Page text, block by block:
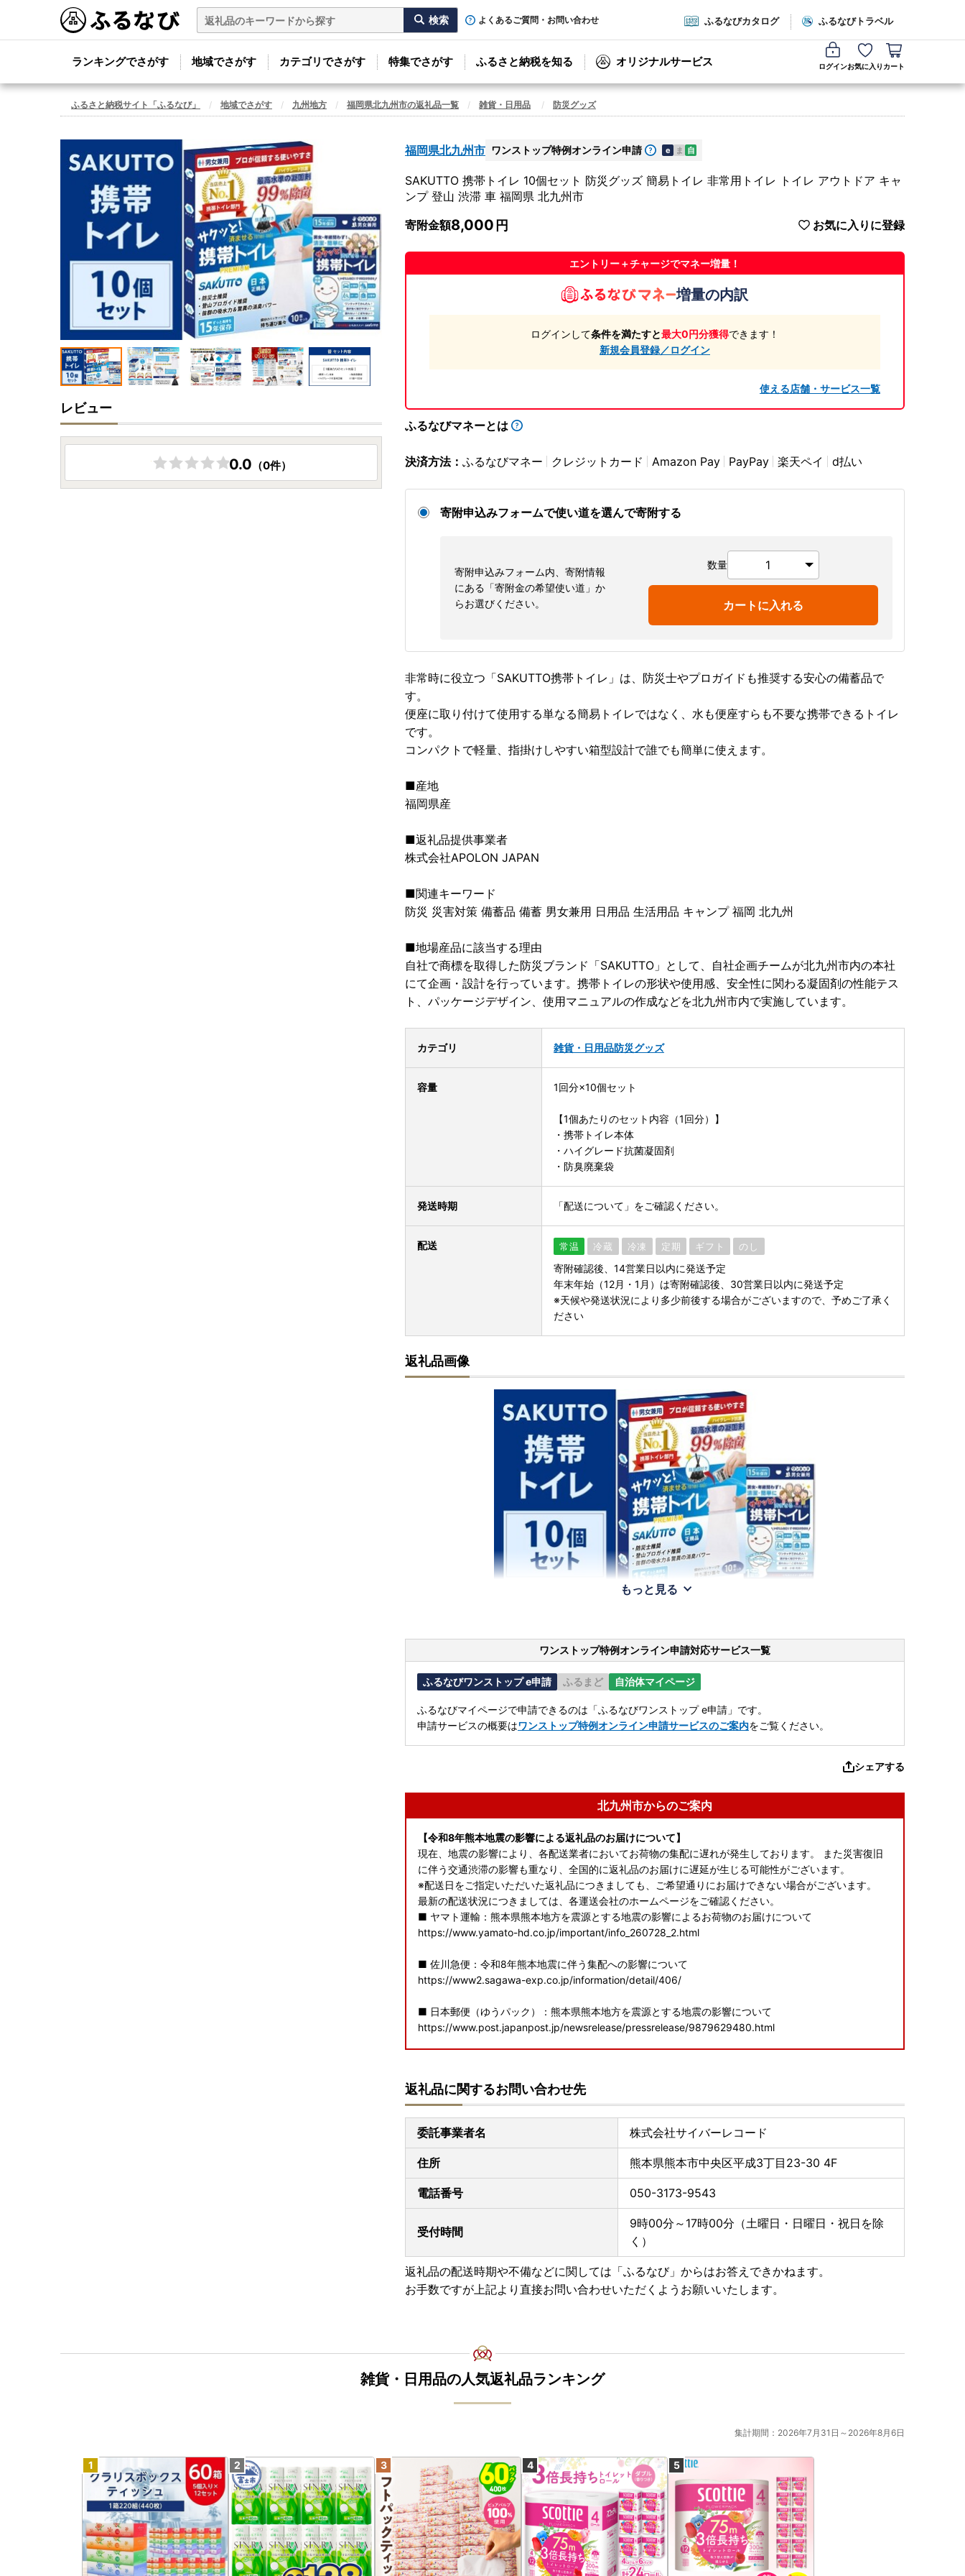
よくあるご質問・お問い合わせ ふるなびカタログ ふるなびトラベル
ランキングでさがす 地域でさがす カテゴリでさがす 特集でさがす ふるさと納税を知る オリジナルサービス ログインお気に入り カート
ふるさと納税サイト「ふるなび」 地域でさがす 九州地方 福岡県北九州市の返礼品一覧 雑貨・日用品 防災グッズ
福岡県北九州市 ワンストップ特例オンライン申請 e ま 自
SAKUTTO 携帯トイレ 10個セット 防災グッズ 簡易トイレ 非常用トイレ トイレ アウトドア キャ
ンプ 登山 渋滞 車 福岡県 北九州市
寄附金額8,000 お気に入りに登録
エントリー＋チャージでマネー増量！
増量の内訳
ログインして条件を満たすと最大0円分獲得できます！
新規会員登録／ログイン
使える店舗・サービス一覧
ふるなびマネーとは
決済方法： ふるなびマネー クレジットカード Amazon Pay PayPay 楽天ペイ d払い
寄附申込みフォームで使い道を選んで寄附する
寄附申込みフォーム内、寄附情報
にある「寄附金の希望使い道」か
らお選びください。
数量
カートに入れる
非常時に役立つ「SAKUTTO携帯トイレ」は、防災士やプロガイドも推奨する安心の備蓄品で
す。
便座に取り付けて使用する単なる簡易トイレではなく、水も便座すらも不要な携帯できるトイレ
です。
コンパクトで軽量、指掛けしやすい箱型設計で誰でも簡単に使えます。
■産地
福岡県産
■返礼品提供事業者
株式会社APOLON JAPAN
■関連キーワード
防災 災害対策 備蓄品 備蓄 男女兼用 日用品 生活用品 キャンプ 福岡 北九州
■地場産品に該当する理由
自社で商標を取得した防災ブランド「SAKUTTO」として、自社企画チームが北九州市内の本社
にて企画・設計を行っています。携帯トイレの形状や使用感、安全性に関わる凝固剤の性能テス
ト、パッケージデザイン、使用マニュアルの作成などを北九州市内で実施しています。
カテゴリ 雑貨・日用品防災グッズ
容量 1回分×10個セット
【1個あたりのセット内容（1回分）】
・携帯トイレ本体
・ハイグレード抗菌凝固剤
・防臭廃棄袋
発送時期 「配送について」をご確認ください。
配送 常温 冷蔵 冷凍 定期 ギフト のし
寄附確認後、14営業日以内に発送予定
年末年始（12月・1月）は寄附確認後、30営業日以内に発送予定
※天候や発送状況により多少前後する場合がございますので、予めご了承く
ださい
返礼品画像
もっと見る
ワンストップ特例オンライン申請対応サービス一覧
ふるなびワンストップ e申請 ふるまど 自治体マイページ
ふるなびマイページで申請できるのは「ふるなびワンストップ e申請」です。
申請サービスの概要はワンストップ特例オンライン申請サービスのご案内をご覧ください。
シェアする
北九州市からのご案内
【令和8年熊本地震の影響による返礼品のお届けについて】
現在、地震の影響により、各配送業者においてお荷物の集配に遅れが発生しております。 また災害復旧
に伴う交通渋滞の影響も重なり、全国的に返礼品のお届けに遅延が生じる可能性がございます。
※配送日をご指定いただいた返礼品につきましても、ご希望通りにお届けできない場合がございます。
最新の配送状況につきましては、各運送会社のホームページをご確認ください。
■ ヤマト運輸：熊本県熊本地方を震源とする地震の影響によるお荷物のお届けについて
https://www.yamato-hd.co.jp/important/info_260728_2.html
■ 佐川急便：令和8年熊本地震に伴う集配への影響について
https://www2.sagawa-exp.co.jp/information/detail/406/
■ 日本郵便（ゆうパック）：熊本県熊本地方を震源とする地震の影響について
https://www.post.japanpost.jp/newsrelease/pressrelease/9879629480.html
【受領証明書およびワンストップ特例申請書について】
受領証・ワンストップ特例申請書（返信用封筒含む）のお届けは、入金確認後【2週間程度】お時間をい
また、お礼の特産品とは別に【寄附者情報】へ記載の住所にお送りいたします。
【詐欺サイトにご注意ください！】
ふるさと納税の画像や返礼品名を不正にコピーした悪質なサイトが乱立しております。
怪しいと感じた場合は、お申し込みをされる前に御確認いただく等、悪質な詐欺には十分ご注意くださ
詐欺サイトの手口は巧妙になりつつありますので、注意を怠ると大きな被害を受ける可能性がありますの
でくれぐれもご注意ください。
返礼品に関するお問い合わせ先
委託事業者名 株式会社サイバーレコード
住所 熊本県熊本市中央区平成3丁目23-30 4F
電話番号 050-3173-9543
受付時間
9時00分～17時00分（土曜日・日曜日・祝日を除
く）
返礼品の配送時期や不備などに関しては「ふるなび」からはお答えできかねます。
お手数ですが上記より直接お問い合わせいただくようお願いいたします。
レビュー
0.0 （0件）
雑貨・日用品の人気返礼品ランキング
集計期間：2026年7月31日～2026年8月6日